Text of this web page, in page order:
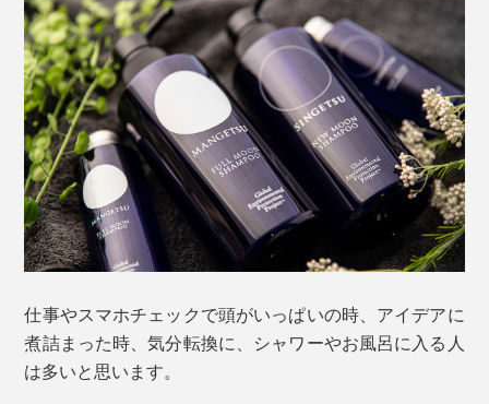
仕事やスマホチェックで頭がいっぱいの時、アイデアに
煮詰まった時、気分転換に、シャワーやお風呂に入る人
は多いと思います。